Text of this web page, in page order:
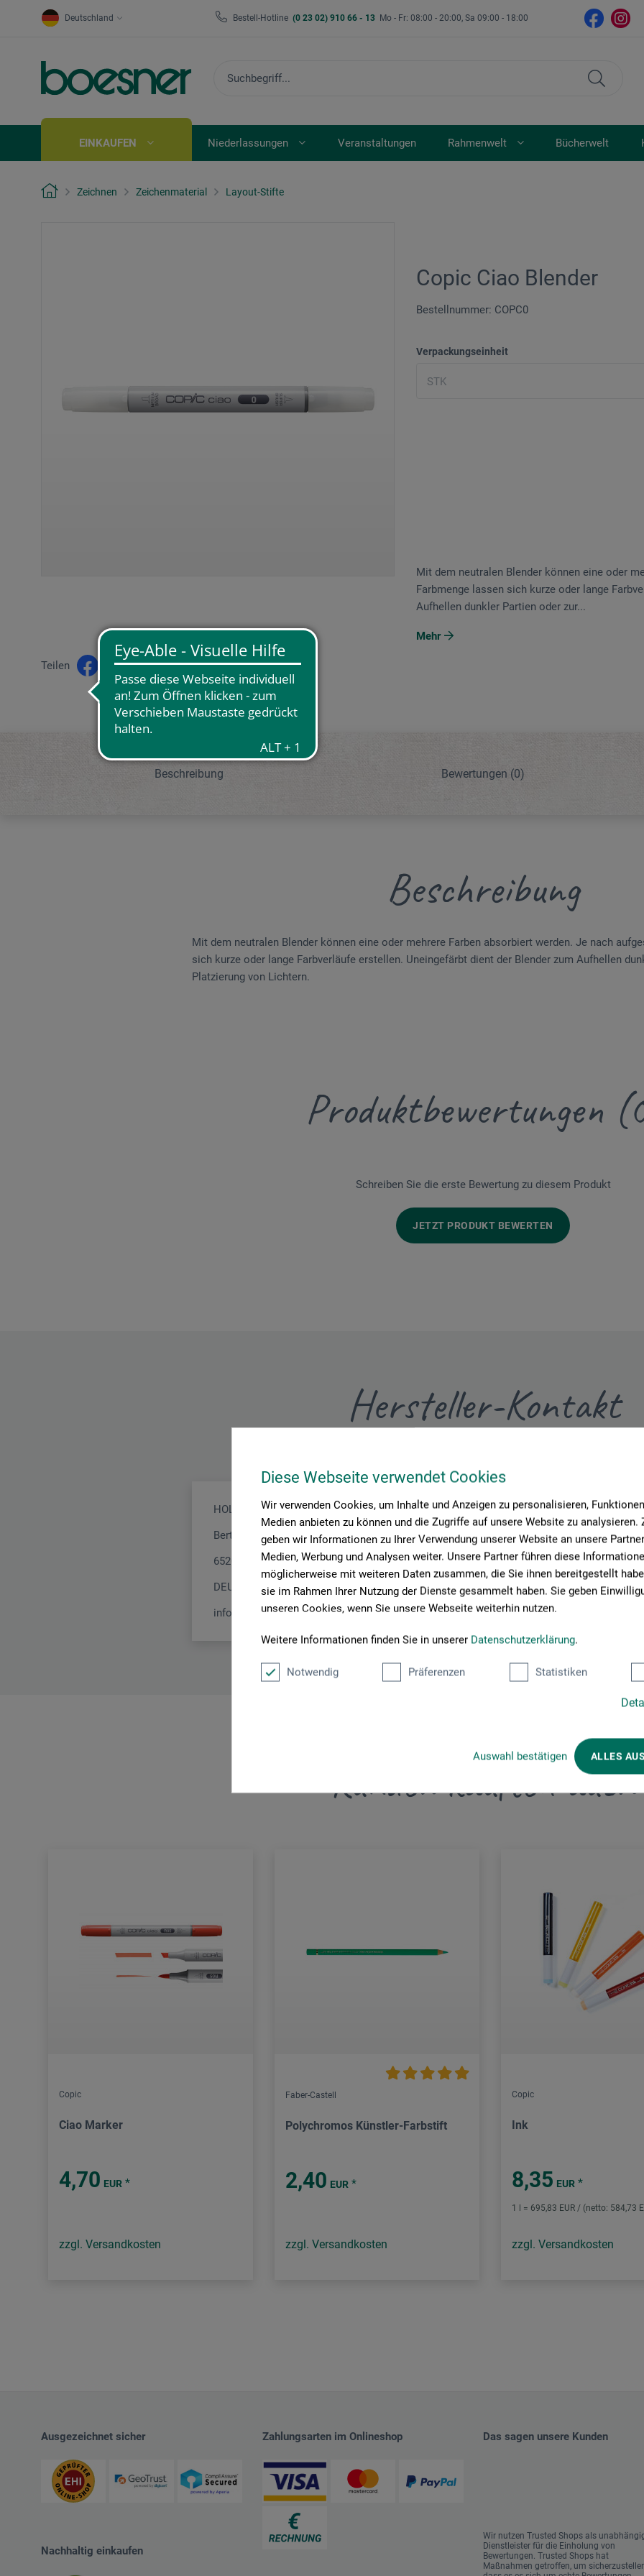
Diese Webseite verwendet Cookies
Wir verwenden Cookies, um Inhalte und Anzeigen zu personalisieren,
Medien anbieten zu können und die Zugriffe auf unsere Website zu analysieren.
geben wir Informationen zu Ihrer Verwendung unserer Website an unsere
Medien, Werbung und Analysen weiter. Unsere Partner führen diese
möglicherweise mit weiteren Daten zusammen, die Sie ihnen bereitgestellt
sie im Rahmen Ihrer Nutzung der Dienste gesammelt haben. Sie geben
unseren Cookies, wenn Sie unsere Webseite weiterhin nutzen.
Weitere Informationen finden Sie in unserer Datenschutzerklärung.
Notwendig Präferenzen Statistiken
Auswahl bestätigen ALLES
Deutschland Bestell-Hotline (0 23 02) 910 66 - 13 Mo - Fr: 08:00 - 20:00, Sa 09:00 - 18:00
EINKAUFEN Niederlassungen Veranstaltungen Rahmenwelt Bücherwelt
Zeichnen Zeichenmaterial Layout-Stifte
Copic Ciao Blender
Bestellnummer: COPC0
Verpackungseinheit
Teilen
Mit dem neutralen Blender können eine oder
Farbmenge lassen sich kurze oder lange
Aufhellen dunkler Partien oder zur...
Mehr
Beschreibung Bewertungen (0)
Beschreibung
Mit dem neutralen Blender können eine oder mehrere Farben absorbiert werden. Je nach
sich kurze oder lange Farbverläufe erstellen. Uneingefärbt dient der Blender zum Aufhellen
Platzierung von Lichtern.
Produktbewertungen
Schreiben Sie die erste Bewertung zu diesem Produkt
JETZT PRODUKT BEWERTEN
Hersteller-Kontakt
HOLTZ OFFICE SUPPORT GmbH
Berta-Cramer-Ring 14 - 16
65205 Wiesbaden
DEUTSCHLAND
info@holtz-gmbh.de
Kunden kauften auch
Copic
Ciao Marker
4,70 EUR *
zzgl. Versandkosten
Faber-Castell
Polychromos Künstler-Farbstift
2,40 EUR *
zzgl. Versandkosten
Copic
Ink
8,35 EUR *
1 l = 695,83 EUR / (netto: 584,73
zzgl. Versandkosten
Ausgezeichnet sicher
Nachhaltig einkaufen
Zahlungsarten im Onlineshop Das sagen unsere Kunden
Wir nutzen Trusted Shops als
Dienstleister für die Einholung von
Bewertungen. Trusted Shops hat
Maßnahmen getroffen, um